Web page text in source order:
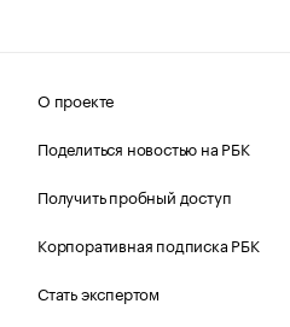
О проекте
Поделиться новостью на РБК
Получить пробный доступ
Корпоративная подписка РБК
Стать экспертом